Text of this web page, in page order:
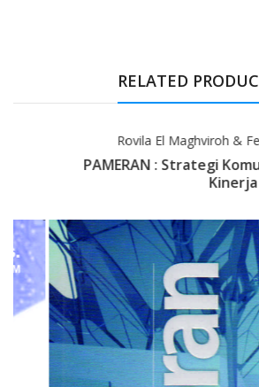
RELATED
Rovila El Maghviroh & Fetty
PAMERAN : Strategi
Kinerja